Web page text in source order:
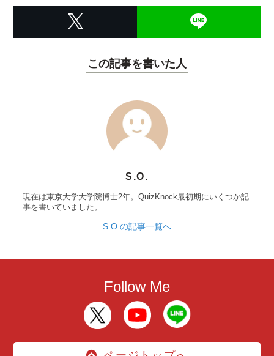
この記事を書いた人
S.O.
現在は東京大学大学院博士2年。QuizKnock最初期にいくつか記
事を書いていました。
S.O.の記事一覧へ
Follow Me